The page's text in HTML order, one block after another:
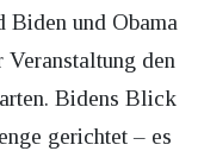
Biden und Obama
Veranstaltung den
Bidens Blick
gerichtet – es